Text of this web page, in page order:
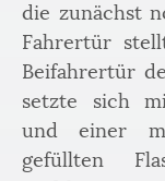
die zunächst
Fahrertür
Beifahrertür
setzte sich
und einer
gefüllten